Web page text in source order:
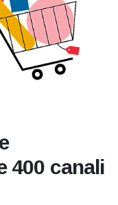
400 canali